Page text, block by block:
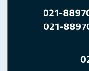
021-
021-